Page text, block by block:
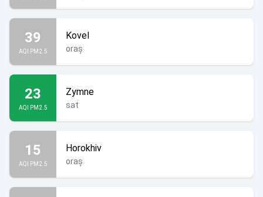
39
AQI PM2.5
Kovel
oraș
23
AQI PM2.5
Zymne
sat
15
AQI PM2.5
Horokhiv
oraș